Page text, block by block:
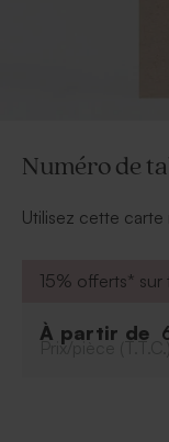
Numéro de
Utilisez cette
Quantité :
15% offerts*
À partir de
Prix/pièce (T.T.C.)